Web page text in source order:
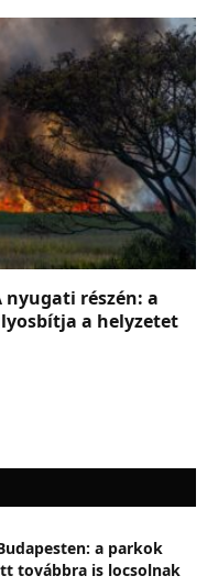
nyugati részén: a
a helyzetet
a parkok
továbbra is locsolnak